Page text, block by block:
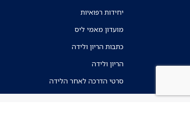
יחידות רפואיות
מועדון מאמי ליס
כתבות הריון ולידה
הריון ולידה
סרטי הדרכה לאחר הלידה